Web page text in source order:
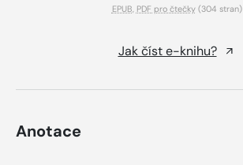
EPUB, PDF pro čtečky(304 stran)
Jak číst e-knihu?
Anotace